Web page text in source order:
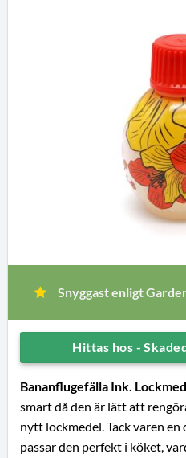
Snyggast enligt
Hittas hos -
Bananflugefälla Ink.
smart då den är lätt att
nytt lockmedel. Tack varen
passar den perfekt i köket,